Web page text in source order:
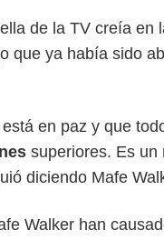
de la TV creía en
que ya había sido
en paz y que
superiores. Es un
diciendo Mafe
Walker han